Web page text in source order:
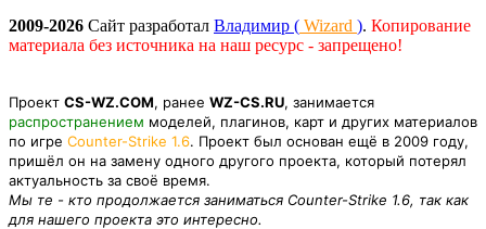
2009-2026 Сайт разработал Владимир ( Wizard ). Копирование
материала без источника на наш ресурс - запрещено!
Проект CS-WZ.COM, ранее WZ-CS.RU, занимается
распространением моделей, плагинов, карт и других материалов
по игре Counter-Strike 1.6. Проект был основан ещё в 2009 году,
пришёл он на замену одного другого проекта, который потерял
актуальность за своё время.
Мы те - кто продолжается заниматься Counter-Strike 1.6, так как
для нашего проекта это интересно.